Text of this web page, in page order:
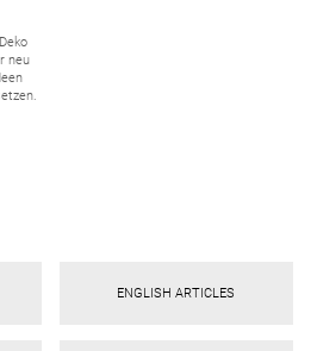
neu
ENGLISH ARTICLES